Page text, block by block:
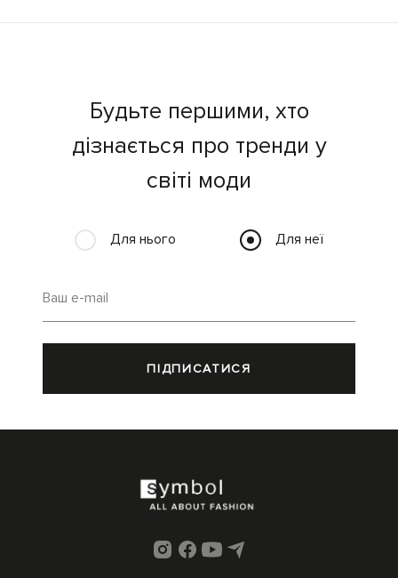
Будьте першими, хто
дізнається про тренди у
світі моди
Для нього Для неї
Ваш e-mail
ПІДПИСАТИСЯ